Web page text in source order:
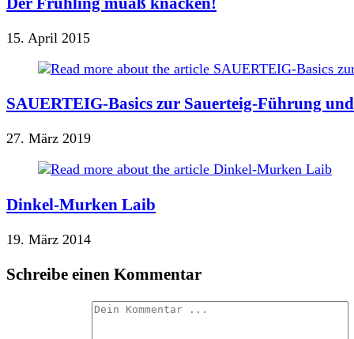
15. April 2015
SAUERTEIG-Basics zur Sauerteig-Führung
27. März 2019
Dinkel-Murken Laib
19. März 2014
Schreibe einen Kommentar